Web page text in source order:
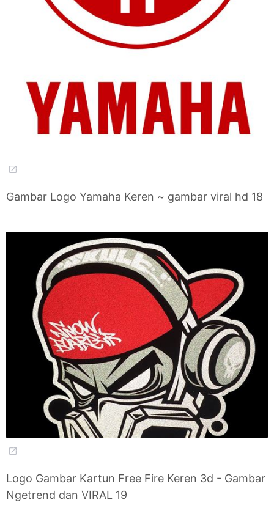
Gambar Logo Yamaha Keren ~ gambar viral hd 18
Logo Gambar Kartun Free Fire Keren 3d - Gambar
Ngetrend dan VIRAL 19